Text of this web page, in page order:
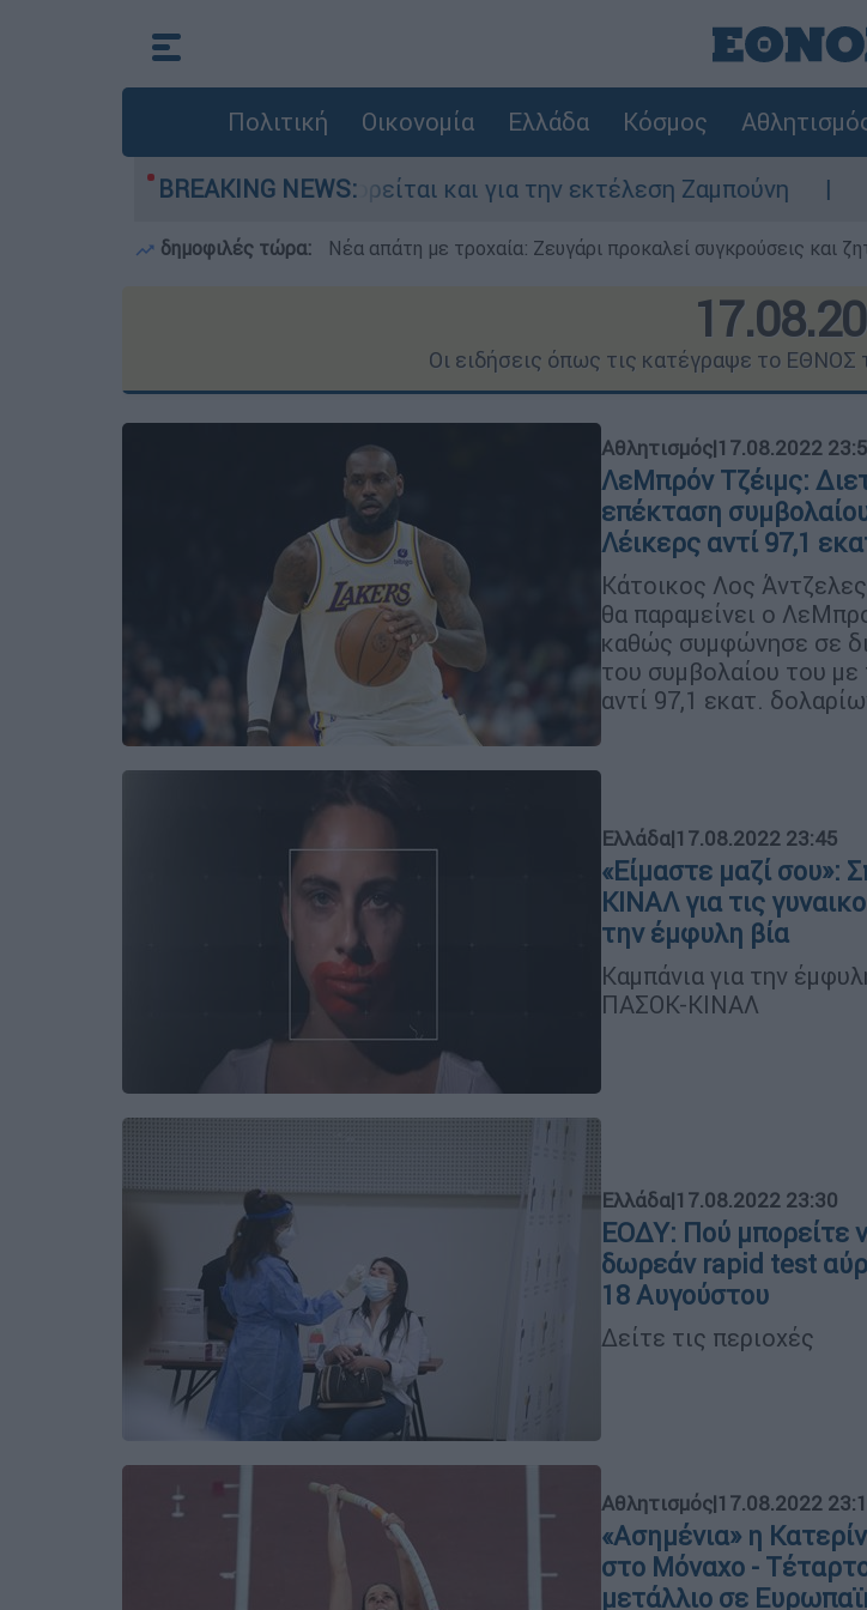
Πολιτική Οικονομία Ελλάδα Κόσμος
BREAKING NEWS:
- Κατηγορείται και για την εκτέλεση Ζαμπούνη Ζάκυνθος: Τι
δημοφιλές τώρα: Νέα απάτη με τροχαία: Ζευγάρι προκαλεί συγκρούσεις και
Οι ειδήσεις όπως τις κατέγραψε το
Αθλητισμός|17.08.2022
ΛεΜπρόν Τζέιμς:
επέκταση
Λέικερς αντί 97,1
Κάτοικος Λος
θα παραμείνει ο
καθώς συμφώνησε σε
του συμβολαίου του με
αντί 97,1 εκατ.
Ελλάδα|17.08.2022 23:45
«Είμαστε μαζί σου»:
ΚΙΝΑΛ για τις
την έμφυλη βία
Καμπάνια για την
ΠΑΣΟΚ-ΚΙΝΑΛ
Ελλάδα|17.08.2022 23:30
ΕΟΔΥ: Πού μπορείτε
δωρεάν rapid test
18 Αυγούστου
Δείτε τις περιοχές
Αθλητισμός|17.08.2022
«Ασημένια» η
στο Μόναχο -
μετάλλιο σε